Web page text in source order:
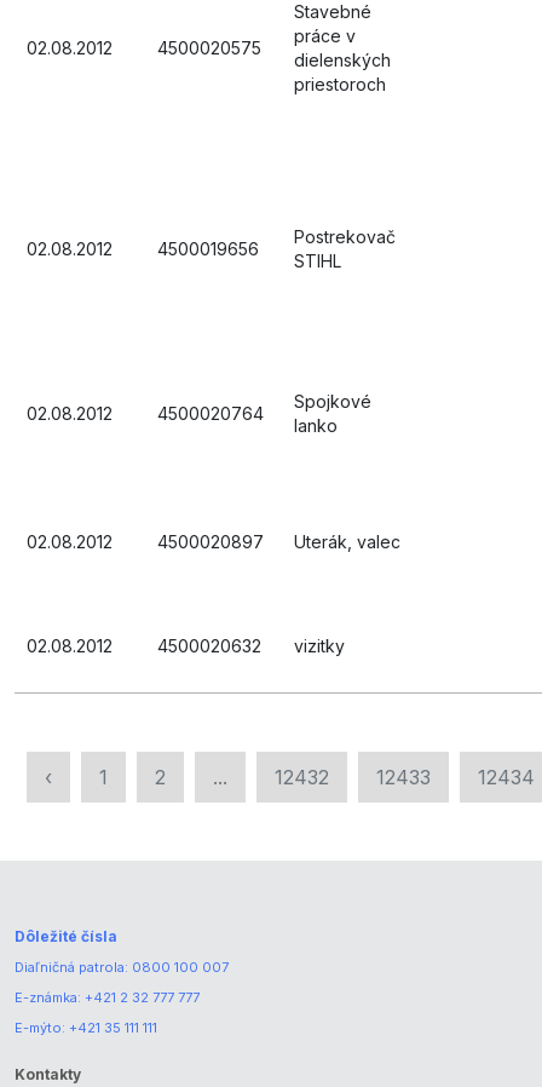
02.08.2012 4500020575
Stavebné
práce v
dielenských
priestoroch
02.08.2012 4500019656
Postrekovač
STIHL
02.08.2012 4500020764
Spojkové
lanko
02.08.2012 4500020897 Uterák, valec
02.08.2012 4500020632 vizitky
‹ 1 2 ... 12432 12433 12434
Dôležité čísla
Diaľničná patrola: 0800 100 007
E-známka: +421 2 32 777 777
E-mýto: +421 35 111 111
Kontakty